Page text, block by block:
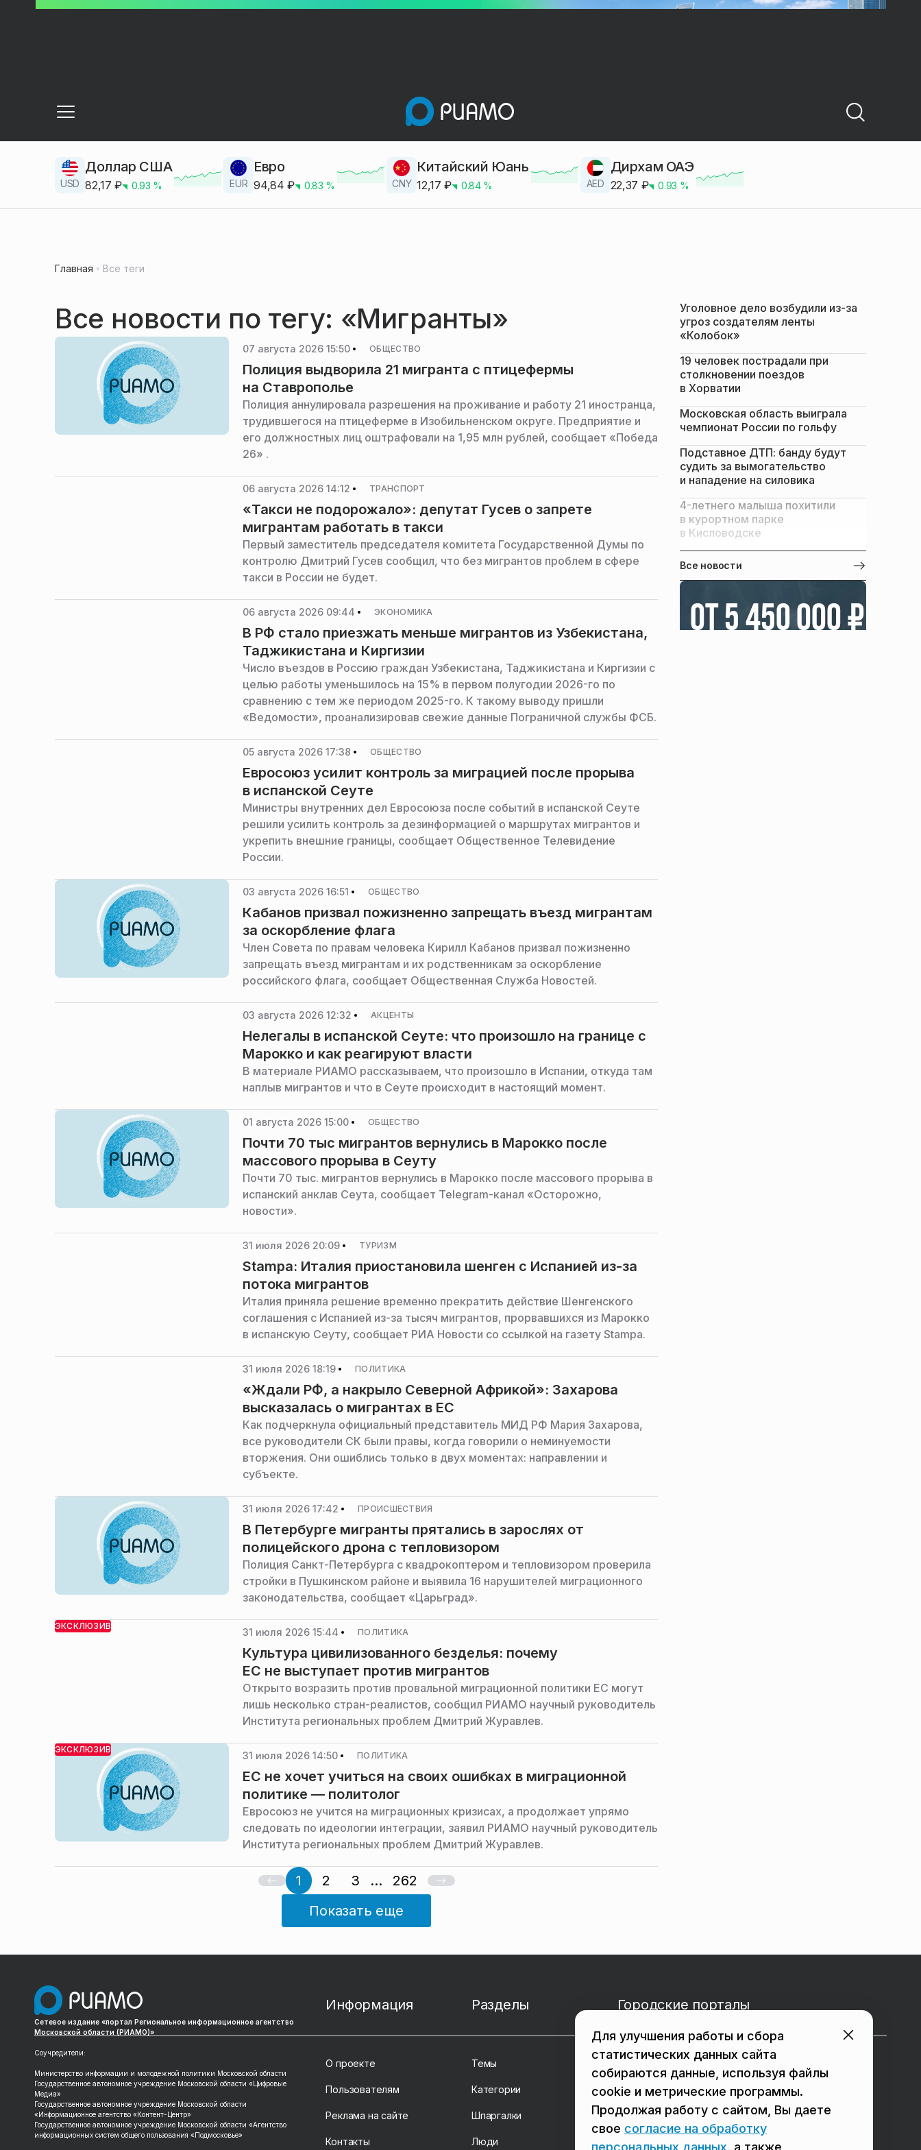
USD
Доллар США
82,17 ₽ 0.93 % EUR
Евро
94,84 ₽ 0.83 % CNY
Китайский Юань
12,17 ₽ 0.84% AED
Дирхам ОАЭ
22,37 ₽ 0.93 %
Главная Все теги
Все новости по тегу: «Мигранты»
07 августа 2026 15:50 ОБЩЕСТВО
Полиция выдворила 21 мигранта с птицефермы
на Ставрополье
Полиция аннулировала разрешения на проживание и работу 21 иностранца,
трудившегося на птицеферме в Изобильненском округе. Предприятие и
его должностных лиц оштрафовали на 1,95 млн рублей, сообщает «Победа
26» .
06 августа 2026 14:12 ТРАНСПОРТ
«Такси не подорожало»: депутат Гусев о запрете
мигрантам работать в такси
Первый заместитель председателя комитета Государственной Думы по
контролю Дмитрий Гусев сообщил, что без мигрантов проблем в сфере
такси в России не будет.
06 августа 2026 09:44 ЭКОНОМИКА
В РФ стало приезжать меньше мигрантов из Узбекистана,
Таджикистана и Киргизии
Число въездов в Россию граждан Узбекистана, Таджикистана и Киргизии с
целью работы уменьшилось на 15% в первом полугодии 2026-го по
сравнению с тем же периодом 2025-го. К такому выводу пришли
«Ведомости», проанализировав свежие данные Пограничной службы ФСБ.
05 августа 2026 17:38 ОБЩЕСТВО
Евросоюз усилит контроль за миграцией после прорыва
в испанской Сеуте
Министры внутренних дел Евросоюза после событий в испанской Сеуте
решили усилить контроль за дезинформацией о маршрутах мигрантов и
укрепить внешние границы, сообщает Общественное Телевидение
России.
03 августа 2026 16:51 ОБЩЕСТВО
Кабанов призвал пожизненно запрещать въезд мигрантам
за оскорбление флага
Член Совета по правам человека Кирилл Кабанов призвал пожизненно
запрещать въезд мигрантам и их родственникам за оскорбление
российского флага, сообщает Общественная Служба Новостей.
03 августа 2026 12:32 АКЦЕНТЫ
Нелегалы в испанской Сеуте: что произошло на границе с
Марокко и как реагируют власти
В материале РИАМО рассказываем, что произошло в Испании, откуда там
наплыв мигрантов и что в Сеуте происходит в настоящий момент.
01 августа 2026 15:00 ОБЩЕСТВО
Почти 70 тыс мигрантов вернулись в Марокко после
массового прорыва в Сеуту
Почти 70 тыс. мигрантов вернулись в Марокко после массового прорыва в
испанский анклав Сеута, сообщает Telegram-канал «Осторожно,
новости».
31 июля 2026 20:09 ТУРИЗМ
Stampa: Италия приостановила шенген с Испанией из-за
потока мигрантов
Италия приняла решение временно прекратить действие Шенгенского
соглашения с Испанией из-за тысяч мигрантов, прорвавшихся из Марокко
в испанскую Сеуту, сообщает РИА Новости со ссылкой на газету Stampa.
31 июля 2026 18:19 ПОЛИТИКА
«Ждали РФ, а накрыло Северной Африкой»: Захарова
высказалась о мигрантах в ЕС
Как подчеркнула официальный представитель МИД РФ Мария Захарова,
все руководители СК были правы, когда говорили о неминуемости
вторжения. Они ошиблись только в двух моментах: направлении и
субъекте.
31 июля 2026 17:42 ПРОИСШЕСТВИЯ
В Петербурге мигранты прятались в зарослях от
полицейского дрона с тепловизором
Полиция Санкт-Петербурга с квадрокоптером и тепловизором проверила
стройки в Пушкинском районе и выявила 16 нарушителей миграционного
законодательства, сообщает «Царьград».
ЭКСКЛЮЗИВ 31 июля 2026 15:44 ПОЛИТИКА
Культура цивилизованного безделья: почему
ЕС не выступает против мигрантов
Открыто возразить против провальной миграционной политики ЕС могут
лишь несколько стран-реалистов, сообщил РИАМО научный руководитель
Института региональных проблем Дмитрий Журавлев.
ЭКСКЛЮЗИВ 31 июля 2026 14:50 ПОЛИТИКА
ЕС не хочет учиться на своих ошибках в миграционной
политике — политолог
Евросоюз не учится на миграционных кризисах, а продолжает упрямо
следовать по идеологии интеграции, заявил РИАМО научный руководитель
Института региональных проблем Дмитрий Журавлев.
1 2 3 ...
262
Показать еще
Уголовное дело возбудили из-за
угроз создателям ленты
«Колобок»
19 человек пострадали при
столкновении поездов
в Хорватии
Московская область выиграла
чемпионат России по гольфу
Подставное ДТП: банду будут
судить за вымогательство
и нападение на силовика
4-летнего малыша похитили
в курортном парке
в Кисловодске
Все новости
Сетевое издание «портал Региональное информационное агентство
Московской области (РИАМО)»
Соучредители:
Министерство информации и молодежной политики Московской области
Государственное автономное учреждение Московской области «Цифровые
Медиа»
Государственное автономное учреждение Московской области
«Информационное агентство «Контент-Центр»
Государственное автономное учреждение Московской области «Агентство
информационных систем общего пользования «Подмосковье»
Информация
О проекте
Пользователям
Реклама на сайте
Контакты
Разделы
Темы
Категории
Шпаргалки
Люди
Городские порталы
в Реутове в Балашихе
в Сергиевом Посаде в Люберцах
Для улучшения работы и сбора
статистических данных сайта
собираются данные, используя файлы
cookie и метрические программы.
Продолжая работу с сайтом, Вы даете
свое согласие на обработку
персональных данных , а также